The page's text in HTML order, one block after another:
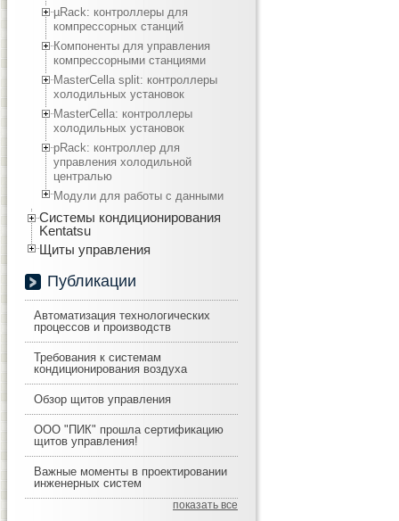
µRack: контроллеры для
компрессорных станций
Компоненты для управления
компрессорными станциями
MasterCella split: контроллеры
холодильных установок
MasterCella: контроллеры
холодильных установок
pRack: контроллер для
управления холодильной
централью
Модули для работы с данными
Системы кондиционирования
Kentatsu
Щиты управления
Публикации
Автоматизация технологических
процессов и производств
Требования к системам
кондиционирования воздуха
Обзор щитов управления
ООО "ПИК" прошла сертификацию
щитов управления!
Важные моменты в проектировании
инженерных систем
показать все